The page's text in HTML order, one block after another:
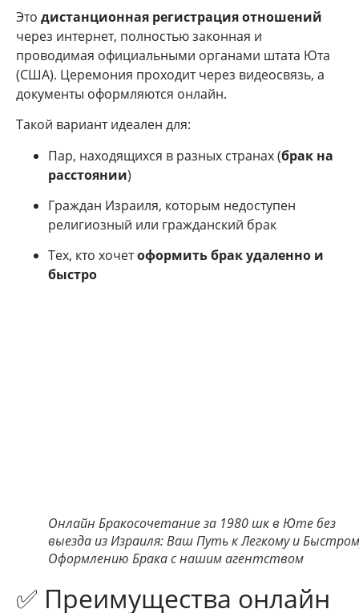
Это дистанционная регистрация отношений
через интернет, полностью законная и
проводимая официальными органами штата Юта
(США). Церемония проходит через видеосвязь, а
документы оформляются онлайн.
Такой вариант идеален для:
Пар, находящихся в разных странах (брак на
расстоянии)
Граждан Израиля, которым недоступен
религиозный или гражданский брак
Тех, кто хочетоформить брак удаленно и
быстро
Онлайн Бракосочетание за 1980 шк в Юте без
выезда из Израиля: Ваш Путь к Легкому и
Оформлению Брака с нашим агентством
✅ Преимущества онлайн